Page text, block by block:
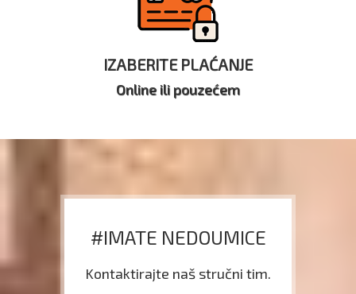
IZABERITE PLAĆANJE
Online ili pouzećem
#IMATE NEDOUMICE
Kontaktirajte naš stručni tim.